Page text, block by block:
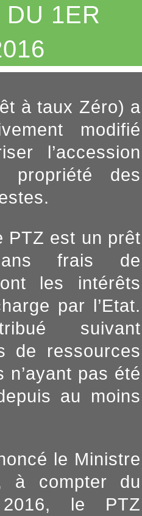
1ER
à taux Zéro) a
modifié
l’accession
des
PTZ est un prêt
frais de
les intérêts
par l’Etat.
suivant
de ressources
n’ayant pas été
au moins
le Ministre
à compter du
le PTZ